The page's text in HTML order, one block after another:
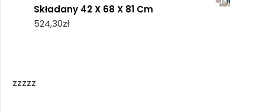
Składany 42 X 68 X 81 Cm
524,30zł
zzzzz